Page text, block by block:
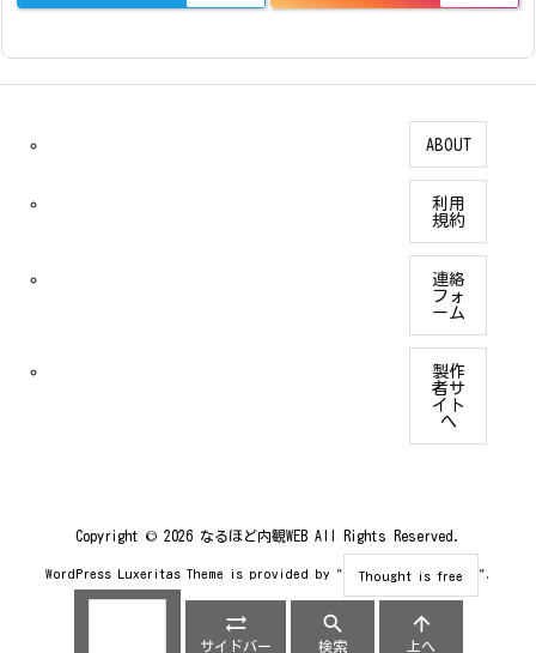
ABOUT
利用
規約
連絡
フォ
ーム
製作
者サ
イト
へ
Copyright © 2026 なるほど内観WEB All Rights Reserved.
WordPress Luxeritas Theme is provided by " Thought is free ".

サイドバー

検索

上へ